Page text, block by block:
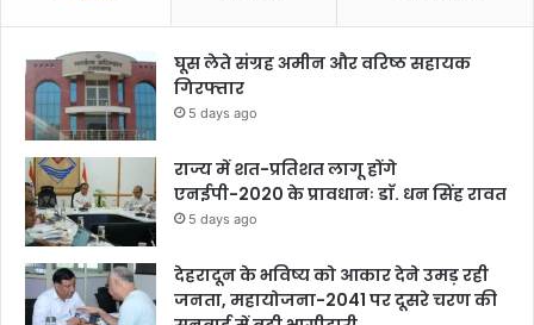
घूस लेते संग्रह अमीन और वरिष्ठ सहायक
गिरफ्तार
5 days ago
राज्य में शत-प्रतिशत लागू होंगे
एनईपी-2020 के प्रावधानः डाॅ. धन सिंह रावत
5 days ago
देहरादून के भविष्य को आकार देने उमड़ रही
जनता, महायोजना-2041 पर दूसरे चरण की